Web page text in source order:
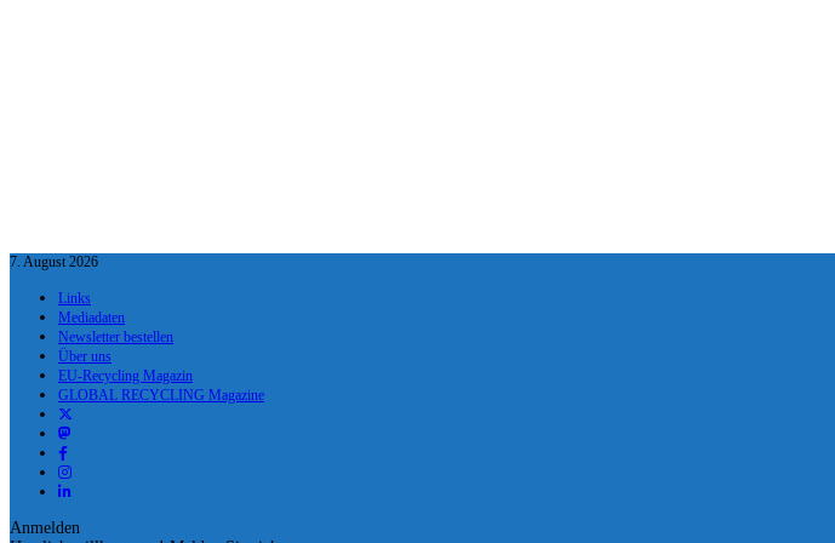
7. August 2026
Links
Mediadaten
Newsletter bestellen
Über uns
EU-Recycling Magazin
GLOBAL RECYCLING Magazine
Anmelden